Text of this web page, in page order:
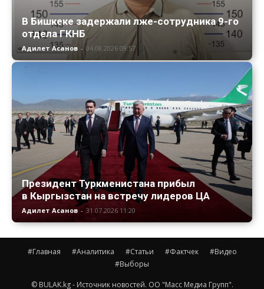
В Бишкеке задержали лже-сотрудника 9-го
отдела ГКНБ
Адилет Асанов - 04.08.2026 09:57
Президент Туркменистана прибыл
в Кыргызстан на встречу лидеров ЦА
Адилет Асанов - 31.07.2026 11:20
#Главная #Аналитика #Статьи #Фактчек
#Видео
#Выборы
© BULAK.kg - Источник новостей. ОО "Масс Медиа Групп".